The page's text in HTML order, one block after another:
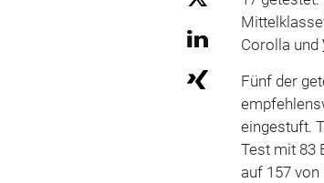
Corolla und
Fünf der
eingestuft.
Test mit 83
auf 157